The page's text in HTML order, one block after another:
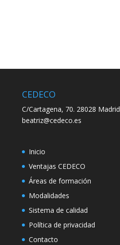
CEDECO
C/Cartagena, 70. 28028 Madrid
beatriz@cedeco.es
Inicio
Ventajas CEDECO
Áreas de formación
Modalidades
Sistema de calidad
Política de privacidad
Contacto